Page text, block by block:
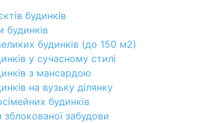
будинків
будинків
будинків (до 150 м2)
у сучасному стилі
з мансардою
на вузьку ділянку
будинків
забудови